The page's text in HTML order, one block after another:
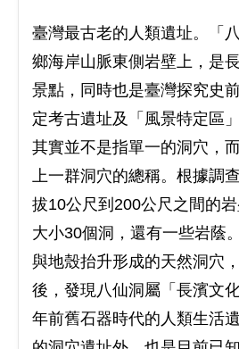
臺灣最古老的人類遺址。「
鄉海岸山脈東側岩壁上，是
景點，同時也是臺灣探究史
定考古遺址及「風景特定區
其實並不是指單一的洞穴，
上一群洞穴的總稱。根據調
拔10公尺到200公尺之間的
大小30個洞，還有一些岩蔭
與地殼抬升形成的天然洞穴
後，發現八仙洞屬「長濱文
年前舊石器時代的人類生活